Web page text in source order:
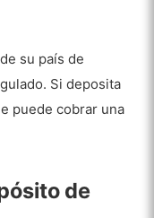
su país de
Si deposita
puede cobrar una
de